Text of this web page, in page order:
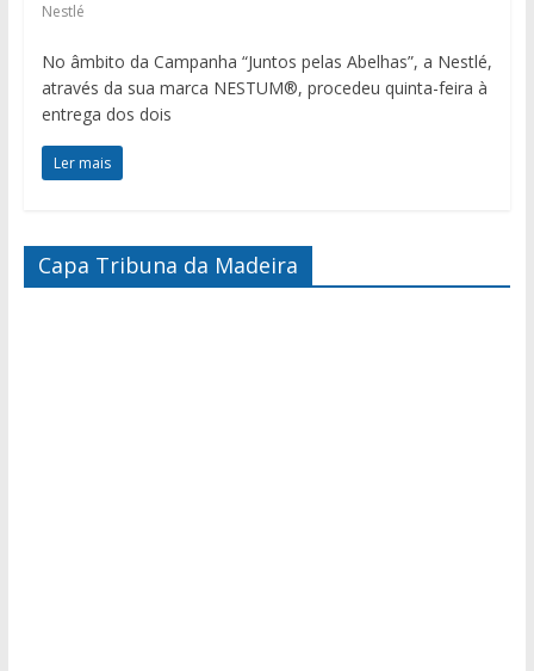
Nestlé
No âmbito da Campanha “Juntos pelas Abelhas”, a Nestlé,
através da sua marca NESTUM®, procedeu quinta-feira à
entrega dos dois
Ler mais
Capa Tribuna da Madeira